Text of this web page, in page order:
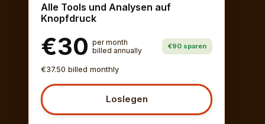
Alle Tools und Analysen auf
Knopfdruck
€30 per month
billed annually
€90 sparen
€37.50 billed monthly
Loslegen